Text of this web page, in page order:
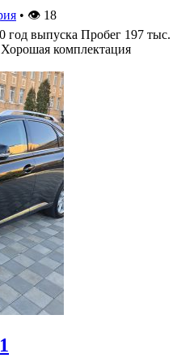
• 👁 18
год выпуска Пробег 197 тыс.
комплектация